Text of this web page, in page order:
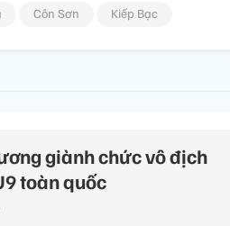
Côn Sơn Kiếp Bạc
giành chức vô địch
toàn quốc